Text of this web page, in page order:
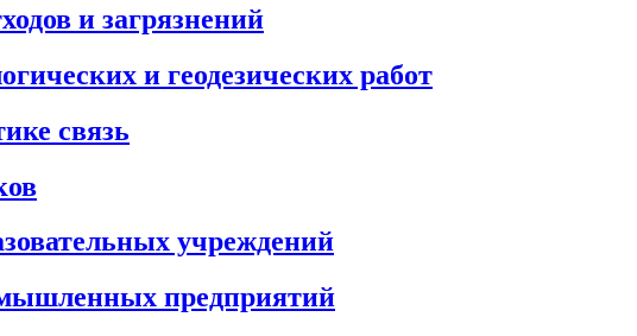
и загрязнений
и геодезических работ
связь
учреждений
предприятий